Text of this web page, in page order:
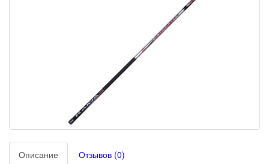
Описание Отзывов (0)